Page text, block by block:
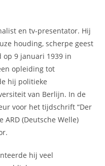
en tv-presentator. Hij
houding, scherpe geest
op 9 januari 1939 in
opleiding tot
hij politieke
van Berlijn. In de
voor het tijdschrift “Der
ARD (Deutsche Welle)
hij veel